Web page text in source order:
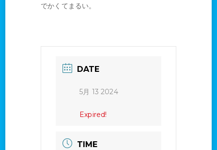
でかくてまるい。
DATE
5月 13 2024
Expired!
TIME